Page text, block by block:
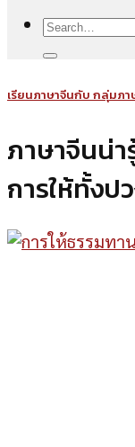
เรียนภาษาจีนกับ กลุ่มภา
ภาษาจีนน่า
การให้ทั้งป